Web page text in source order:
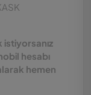
istiyorsanız
hesabı
hemen